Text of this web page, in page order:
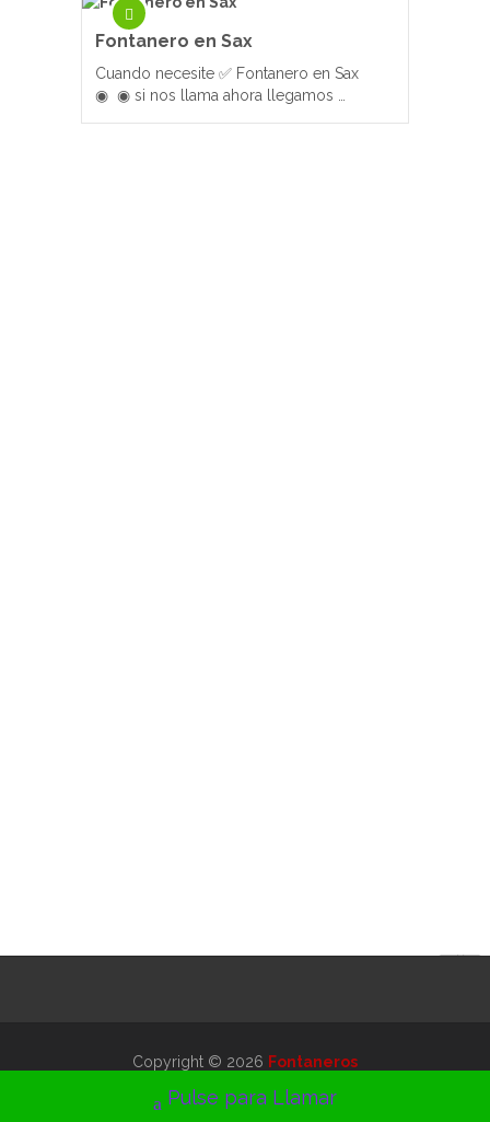
Fontanero en Sax
Cuando necesite ✅ Fontanero en Sax
◉ ◉ si nos llama ahora llegamos …
Copyright © 2026 Fontaneros
Editado para:
Fontaneros baratos
Pulse para Llamar